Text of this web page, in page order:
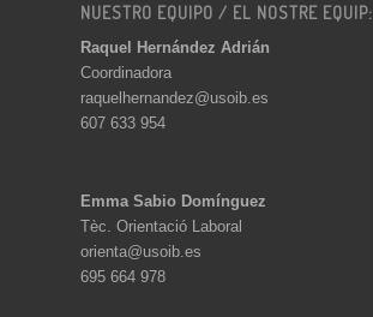
NUESTRO EQUIPO / EL NOSTRE EQUIP:
Raquel Hernández Adrián
Coordinadora
raquelhernandez@usoib.es
607 633 954
Emma Sabio Domínguez
Tèc. Orientació Laboral
orienta@usoib.es
695 664 978